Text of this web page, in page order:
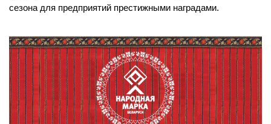
сезона для предприятий престижными наградами.